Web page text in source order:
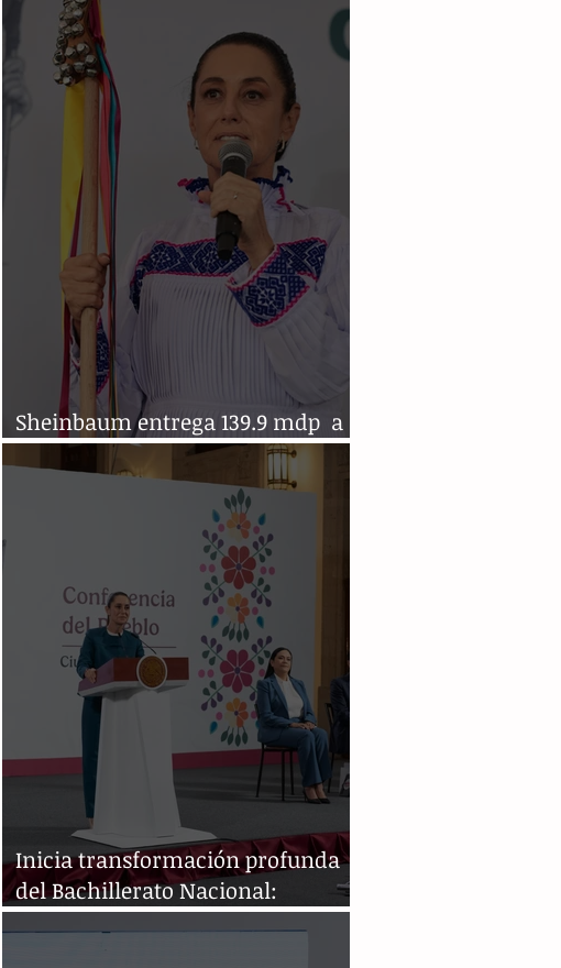
Sheinbaum entrega 139.9 mdp a
pueblos originarios de Querétaro
Inicia transformación profunda
del Bachillerato Nacional:
Sheinbaum